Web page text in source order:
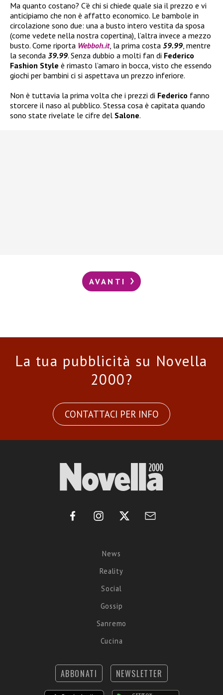
Ma quanto costano? C’è chi si chiede quale sia il prezzo e vi
anticipiamo che non è affatto economico. Le bambole in
circolazione sono due: una a busto intero vestita da sposa
(come vedete nella nostra copertina), l’altra invece a mezzo
busto. Come riporta Webboh.it, la prima costa 59.99, mentre
la seconda 39.99. Senza dubbio a molti fan di Federico
Fashion Style è rimasto l’amaro in bocca, visto che essendo
giochi per bambini ci si aspettava un prezzo inferiore.
Non è tuttavia la prima volta che i prezzi di Federico fanno
storcere il naso al pubblico. Stessa cosa è capitata quando
sono state rivelate le cifre del Salone.
AVANTI
La tua pubblicità su Novella
2000?
CONTATTACI PER INFO
News
Reality
Social
Gossip
Sanremo
Cucina
ABBONATI NEWSLETTER